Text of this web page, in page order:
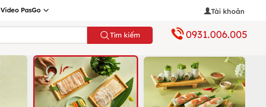
Video PasGo Tài khoản
Tìm kiếm 0931.006.005